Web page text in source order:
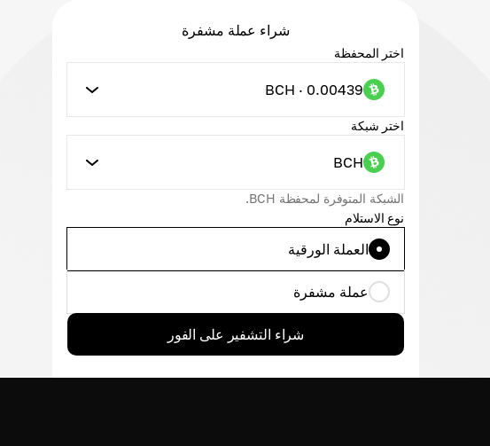
شراء عملة مشفرة
اختر المحفظة
BCH · 0.00439
اختر شبكة
BCH
الشبكة المتوفرة لمحفظة BCH.
نوع الاستلام
العملة الورقية
عملة مشفرة
شراء التشفير على الفور